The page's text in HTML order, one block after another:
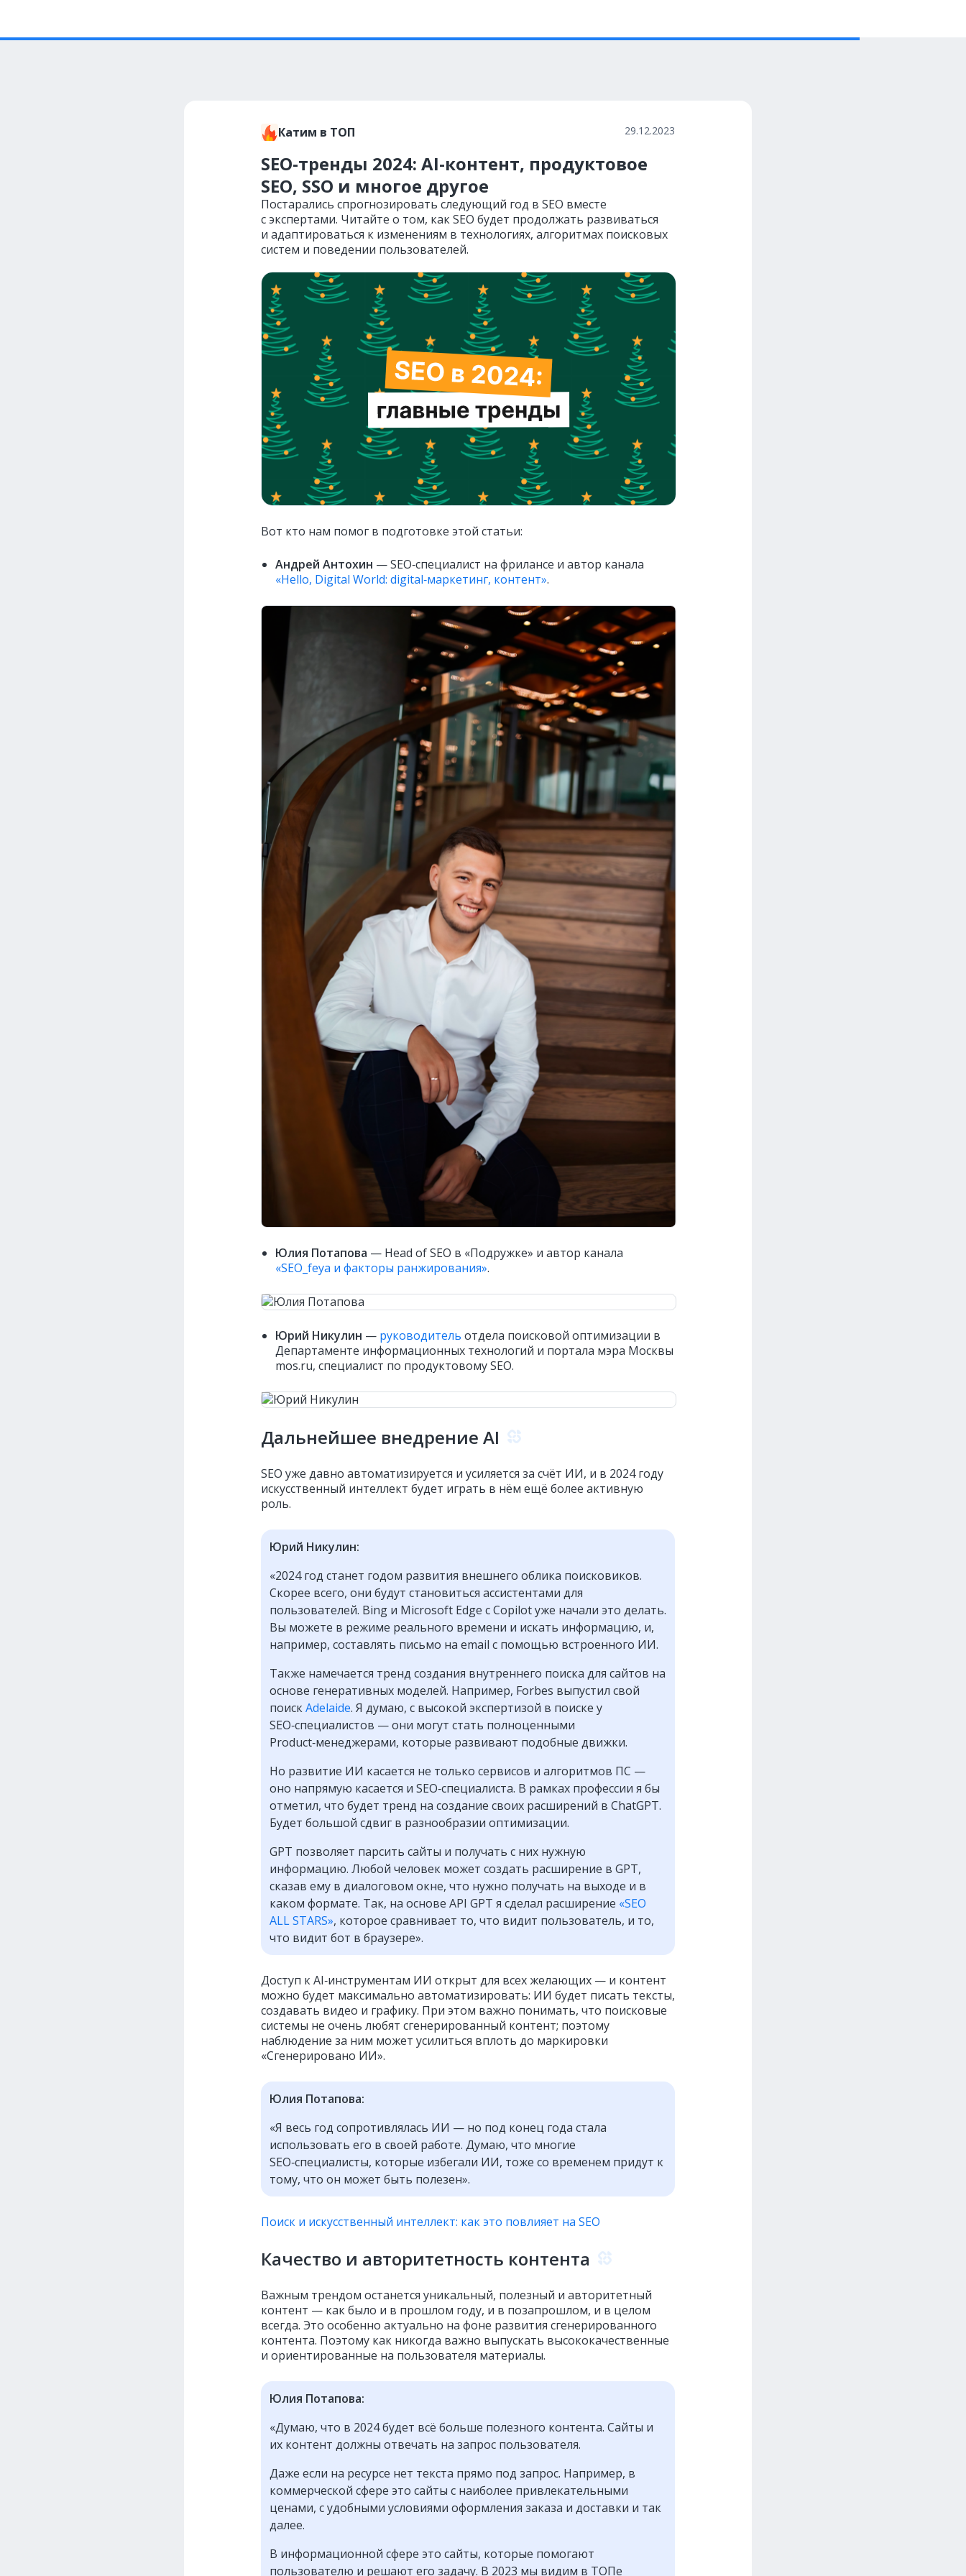
Катим в ТОП 29.12.2023
SEO-тренды 2024: AI-контент, продуктовое
SEO, SSO и многое другое
Постарались спрогнозировать следующий год в SEO вместе
с экспертами. Читайте о том, как SEO будет продолжать развиваться
и адаптироваться к изменениям в технологиях, алгоритмах поисковых
систем и поведении пользователей.
Вот кто нам помог в подготовке этой статьи:
Андрей Антохин — SEO‑специалист на фрилансе и автор канала
«Hello, Digital World: digital‑маркетинг, контент».
Юлия Потапова — Head of SEO в «Подружке» и автор канала
«SEO_feya и факторы ранжирования».
Юрий Никулин — руководитель отдела поисковой оптимизации в
Департаменте информационных технологий и портала мэра Москвы
mos.ru, специалист по продуктовому SEO.
Дальнейшее внедрение AI
SEO уже давно автоматизируется и усиляется за счёт ИИ, и в 2024 году
искусственный интеллект будет играть в нём ещё более активную
роль.
Юрий Никулин:
«2024 год станет годом развития внешнего облика поисковиков.
Скорее всего, они будут становиться ассистентами для
пользователей. Bing и Microsoft Edge с Copilot уже начали это делать.
Вы можете в режиме реального времени и искать информацию, и,
например, составлять письмо на email с помощью встроенного ИИ.
Также намечается тренд создания внутреннего поиска для сайтов на
основе генеративных моделей. Например, Forbes выпустил свой
поискAdelaide. Я думаю, с высокой экспертизой в поиске у
SEO‑специалистов — они могут стать полноценными
Product‑менеджерами, которые развивают подобные движки.
Но развитие ИИ касается не только сервисов и алгоритмов ПС —
оно напрямую касается и SEO‑специалиста. В рамках профессии я бы
отметил, что будет тренд на создание своих расширений в ChatGPT.
Будет большой сдвиг в разнообразии оптимизации.
GPT позволяет парсить сайты и получать с них нужную
информацию. Любой человек может создать расширение в GPT,
сказав ему в диалоговом окне, что нужно получать на выходе и в
каком формате. Так, на основе API GPT я сделал расширение «SEO
ALL STARS», которое сравнивает то, что видит пользователь, и то,
что видит бот в браузере».
Доступ к AI‑инструментам ИИ открыт для всех желающих — и контент
можно будет максимально автоматизировать: ИИ будет писать тексты,
создавать видео и графику. При этом важно понимать, что поисковые
системы не очень любят сгенерированный контент; поэтому
наблюдение за ним может усилиться вплоть до маркировки
«Сгенерировано ИИ».
Юлия Потапова:
«Я весь год сопротивлялась ИИ — но под конец года стала
использовать его в своей работе. Думаю, что многие
SEO‑специалисты, которые избегали ИИ, тоже со временем придут к
тому, что он может быть полезен».
Поиск и искусственный интеллект: как это повлияет на SEO
Качество и авторитетность контента
Важным трендом останется уникальный, полезный и авторитетный
контент — как было и в прошлом году, и в позапрошлом, и в целом
всегда. Это особенно актуально на фоне развития сгенерированного
контента. Поэтому как никогда важно выпускать высококачественные
и ориентированные на пользователя материалы.
Юлия Потапова:
«Думаю, что в 2024 будет всё больше полезного контента. Сайты и
их контент должны отвечать на запрос пользователя.
Даже если на ресурсе нет текста прямо под запрос. Например, в
коммерческой сфере это сайты с наиболее привлекательными
ценами, с удобными условиями оформления заказа и доставки и так
далее.
В информационной сфере это сайты, которые помогают
пользователю и решают его задачу. В 2023 мы видим в ТОПе